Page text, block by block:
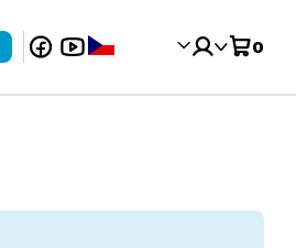
Facebook
YouTube 0